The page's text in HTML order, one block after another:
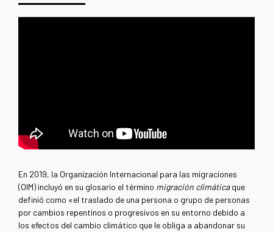
En 2019, la Organización Internacional para las migraciones
(OIM) incluyó en su glosario el término migración climáticaque
definió como «el traslado de una persona o grupo de personas
por cambios repentinos o progresivos en su entorno debido a
los efectos del cambio climático que le obliga a abandonar su